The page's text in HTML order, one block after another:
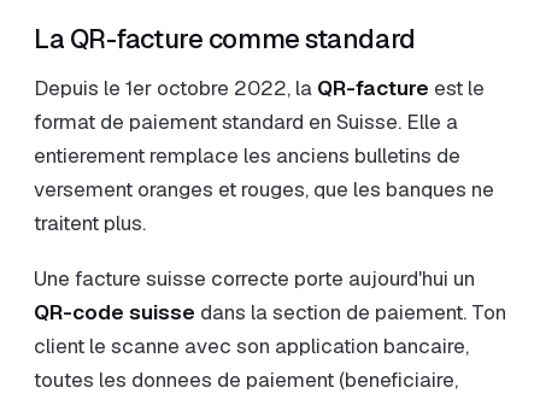
La QR-facture comme standard
Depuis le 1er octobre 2022, la QR-facture est le
format de paiement standard en Suisse. Elle a
entierement remplace les anciens bulletins de
versement oranges et rouges, que les banques ne
traitent plus.
Une facture suisse correcte porte aujourd'hui un
QR-code suisse dans la section de paiement. Ton
client le scanne avec son application bancaire,
toutes les donnees de paiement (beneficiaire,